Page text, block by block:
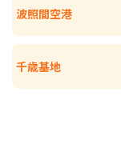
波照間空港
千歳基地